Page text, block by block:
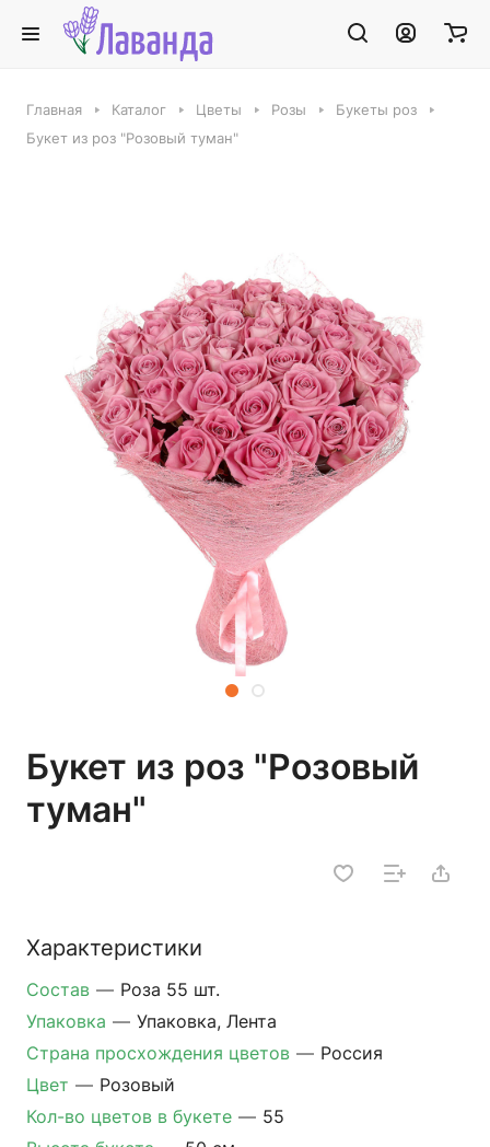
Главная Каталог Цветы Розы
Букеты роз
Букет из роз "Розовый туман"
Букет из роз "Розовый
туман"
Характеристики
Состав — Роза 55 шт.
Упаковка — Упаковка, Лента
Страна просхождения цветов — Россия
Цвет — Розовый
Кол-во цветов в букете — 55